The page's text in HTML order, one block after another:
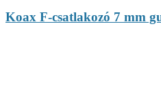
Koax F-csatlakozó 7 mm